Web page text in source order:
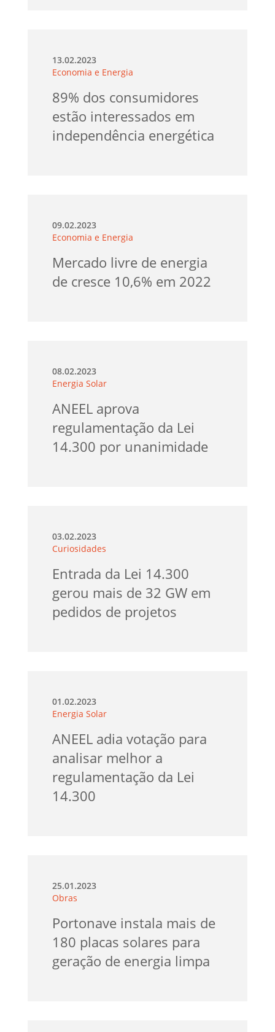
13.02.2023
Economia e Energia
89% dos consumidores
estão interessados em
independência energética
09.02.2023
Economia e Energia
Mercado livre de energia
de cresce 10,6% em 2022
08.02.2023
Energia Solar
ANEEL aprova
regulamentação da Lei
14.300 por unanimidade
03.02.2023
Curiosidades
Entrada da Lei 14.300
gerou mais de 32 GW em
pedidos de projetos
01.02.2023
Energia Solar
ANEEL adia votação para
analisar melhor a
regulamentação da Lei
14.300
25.01.2023
Obras
Portonave instala mais de
180 placas solares para
geração de energia limpa